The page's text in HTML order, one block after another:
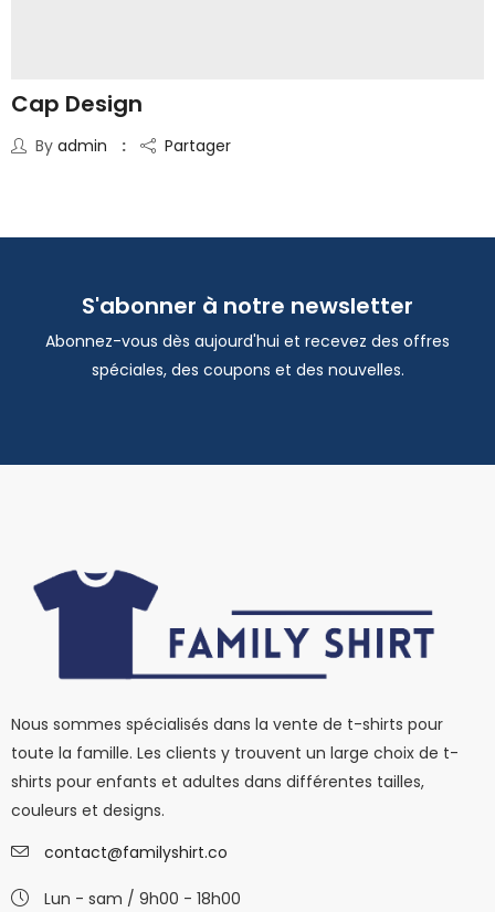
Cap Design
By admin Partager
S'abonner à notre newsletter
Abonnez-vous dès aujourd'hui et recevez des offres
spéciales, des coupons et des nouvelles.
Nous sommes spécialisés dans la vente de t-shirts pour
toute la famille. Les clients y trouvent un large choix de t-
shirts pour enfants et adultes dans différentes tailles,
couleurs et designs.
contact@familyshirt.co
Lun - sam / 9h00 - 18h00